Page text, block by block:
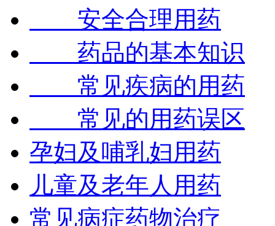
安全合理用药
药品的基本知识
常见疾病的用药
常见的用药误区
孕妇及哺乳妇用药
儿童及老年人用药
常见病症药物治疗